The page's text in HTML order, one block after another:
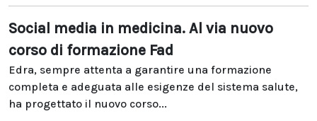
Social media in medicina. Al via nuovo
corso di formazione Fad
Edra, sempre attenta a garantire una formazione
completa e adeguata alle esigenze del sistema salute,
ha progettato il nuovo corso...